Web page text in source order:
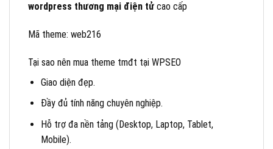
wordpress thương mại điện tử cao cấp
Mã theme: web216
Tại sao nên mua theme tmđt tại WPSEO
Giao diện đẹp.
Đầy đủ tính năng chuyên nghiệp.
Hỗ trợ đa nền tảng (Desktop, Laptop, Tablet,
Mobile).